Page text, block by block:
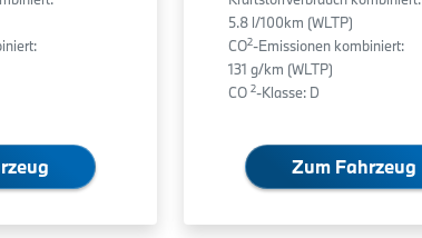
5.8 l/100km (WLTP)
CO2-Emissionen kombiniert:
131 g/km (WLTP)
CO 2-Klasse: D
Zum Fahrzeug